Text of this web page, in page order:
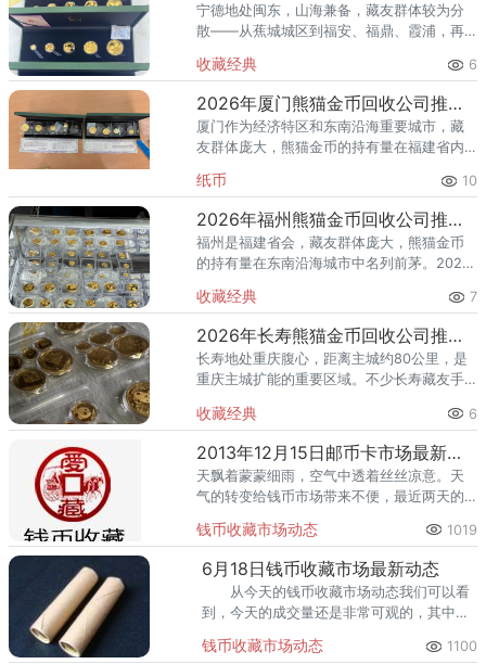
宁德地处闽东，山海兼备，藏友群体较为分
散——从蕉城城区到福安、福鼎、霞浦，再
想要集中咨询或跑一趟实体店都不太现实。
对于宁德藏友来说，手里的熊猫
收藏经典 6
2026年厦门熊猫金币回收公司推荐 你的金币适合哪种回收方式？
厦门作为经济特区和东南沿海重要城市，藏
友群体庞大，熊猫金币的持有量在福建省内
运行，不少厦门藏友想趁高出手，却面临一
个常见困惑：厦门市面上收
纸币 10
2026年福州熊猫金币回收公司推荐 福州回收熊猫金币的地方
福州是福建省会，藏友群体庞大，熊猫金币
的持有量在东南沿海城市中名列前茅。2026
想趁高出手，却面临一个实际困惑：福州市
面上回收黄金的地方不少，
收藏经典 7
2026年长寿熊猫金币回收公司推荐 长寿哪里回收熊猫金币
长寿地处重庆腹心，距离主城约80公里，是
重庆主城扩能的重要区域。不少长寿藏友手
的近年才从银行购入——持币时间不同，出
手时的策略也应该不同。本文
收藏经典 6
2013年12月15日邮币卡市场最新交易动态
天飘着蒙蒙细雨，空气中透着丝丝凉意。天
气的转变给钱币市场带来不便，最近两天的
钱币收藏市场动态 1019
6月18日钱币收藏市场最新动态
从今天的钱币收藏市场动态我们可以看
到，今天的成交量还是非常可观的，其中原
交。 9：30 有人售澳门荷花钞10张，价
钱币收藏市场动态 1100